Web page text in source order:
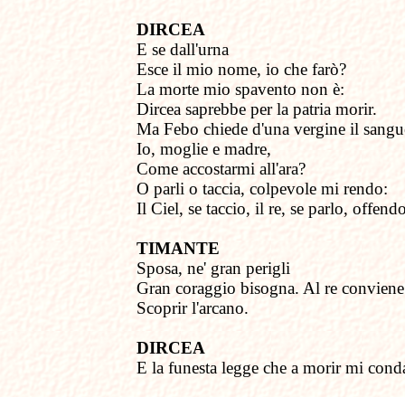
DIRCEA
E se dall'urna
Esce il mio nome, io che farò?
La morte mio spavento non è:
Dircea saprebbe per la patria morir.
Ma Febo chiede d'una vergine il
Io, moglie e madre,
Come accostarmi all'ara?
O parli o taccia, colpevole mi rendo:
Il Ciel, se taccio, il re, se parlo,
TIMANTE
Sposa, ne' gran perigli
Gran coraggio bisogna. Al re conviene
Scoprir l'arcano.
DIRCEA
E la funesta legge che a morir mi